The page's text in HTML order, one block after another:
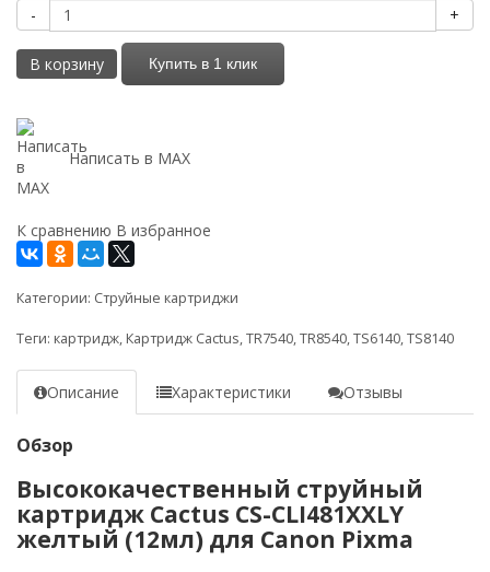
- +
В корзину Купить в 1 клик
Написать в MAX
К сравнению В избранное
Категории: Струйные картриджи
Теги: картридж, Картридж Cactus,TR7540,TR8540,TS6140,TS8140
Описание Характеристики Отзывы
Обзор
Высококачественный струйный
картридж Cactus CS-CLI481XXLY
желтый (12мл) для Canon Pixma